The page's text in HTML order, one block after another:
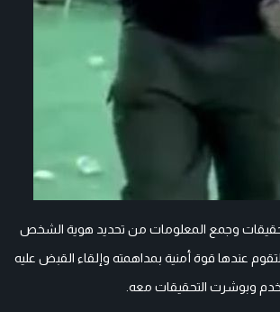
وجمع المعلومات من تحديد هوية الشخص
عندها قوة أمنية بمداهمته وإلقاء القبض عليه
وبوشرت التحقيقات معه.